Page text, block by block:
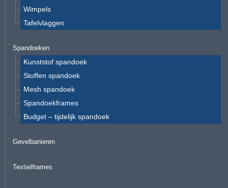
Wimpels
Tafelvlaggen
Spandoeken
Kunststof spandoek
Stoffen spandoek
Mesh spandoek
Spandoekframes
Budget – tijdelijk spandoek
Gevelbanieren
Textielframes